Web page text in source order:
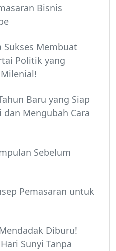
Bisnis
Sukses Membuat
Politik yang
Baru yang Siap
Mengubah Cara
Sebelum
Pemasaran untuk
Diburu!
Sunyi Tanpa